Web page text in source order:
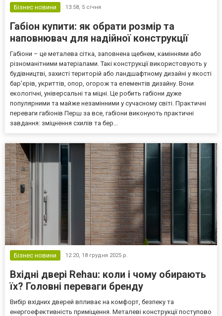
опалубн...
Бізнес новини 13:58, 5 січня
Габіон купити: як обрати розмір та
наповнювач для надійної конструкції
Габіони – це металева сітка, заповнена щебнем, каміннями або
різноманітними матеріалами. Такі конструкції використовують у
будівництві, захисті територій або ландшафтному дизайні у якості
бар’єрів, укриттів, опор, огорож та елементів дизайну. Вони
екологічні, універсальні та міцні. Це робить габіони дуже
популярними та майже незамінними у сучасному світі. Практичні
переваги габіонів Перш за все, габіони виконують практичні
завдання: зміцнення схилів та бер...
Бізнес новини 12:20, 18 грудня 2025 р.
Вхідні двері Rehau: коли і чому обирають
їх? Головні переваги бренду
Вибір вхідних дверей впливає на комфорт, безпеку та
енергоефективність приміщення. Металеві конструкції поступово